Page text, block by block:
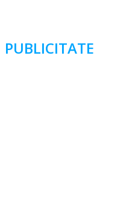
PUBLICITATE